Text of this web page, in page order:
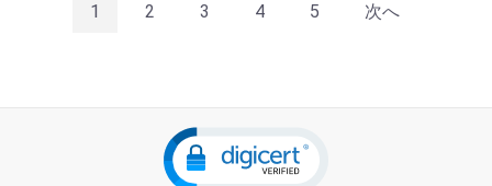
1 2 3 4 5 次へ